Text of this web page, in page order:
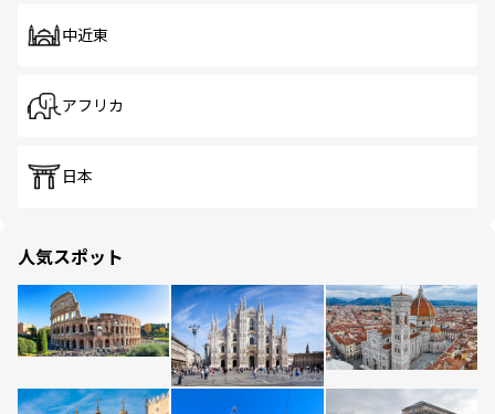
中近東
アフリカ
日本
人気スポット